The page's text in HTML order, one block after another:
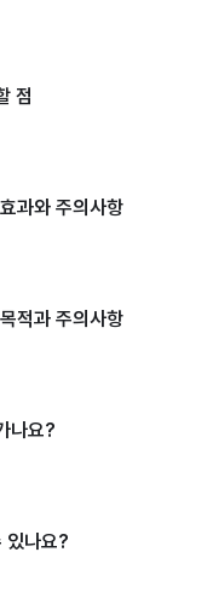
점
과와 주의사항
적과 주의사항
나요?
있나요?